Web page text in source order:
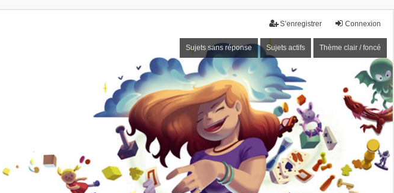
Connexion
S’enregistrer
Sujets sans réponse Sujets actifs Thème clair / foncé